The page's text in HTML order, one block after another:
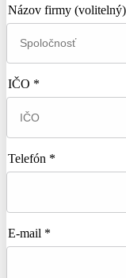
Názov firmy (volitelný)
IČO *
Telefón *
E-mail *